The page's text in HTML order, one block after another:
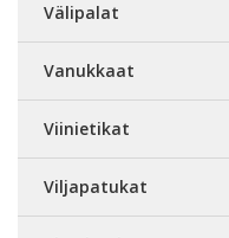
Välipalat
Vanukkaat
Viinietikat
Viljapatukat